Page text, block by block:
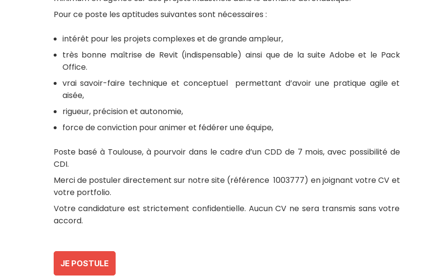
Pour ce poste les aptitudes suivantes sont nécessaires :
intérêt pour les projets complexes et de grande ampleur,
très bonne maîtrise de Revit (indispensable) ainsi que de la suite Adobe et le Pack
Office.
vrai savoir-faire technique et conceptuel permettant d’avoir une pratique agile et
aisée,
rigueur, précision et autonomie,
force de conviction pour animer et fédérer une équipe,
Poste basé à Toulouse, à pourvoir dans le cadre d’un CDD de 7 mois, avec possibilité de
CDI.
Merci de postuler directement sur notre site (référence 1003777) en joignant votre CV et
votre portfolio.
Votre candidature est strictement confidentielle. Aucun CV ne sera transmis sans votre
accord.
JE POSTULE